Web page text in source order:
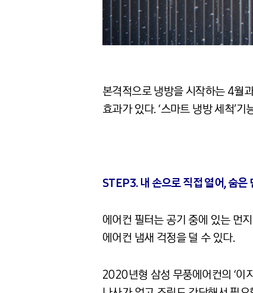
본격적으로 냉방을 시작하는 4월
효과가 있다. ‘스마트 냉방 세척’
STEP3. 내 손으로 직접 열어, 숨은
에어컨 필터는 공기 중에 있는 먼
에어컨 냄새 걱정을 덜 수 있다.
2020년형 삼성 무풍에어컨의 ‘이